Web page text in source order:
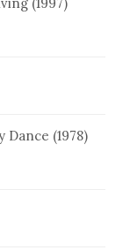
Dance (1978)